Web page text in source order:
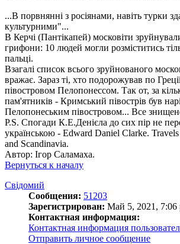
...В порвнянні з росіянами, навіть турки
культурними"...
В Керчі (Пантікапей) московіти
грифони: 10 людей могли розміститись
пальці.
Взагалі список всього зруйнованого
вражає. Зараз ті, хто подорожував по
півостровом Пелопонессом. Так от, за
пам'ятників - Кримський півострів був
Пелопонеським півостровом... Все
P.S. Спогади К.Е.Денієла до сих пір не
українською - Edward Daniel Clarke.
and Scandinavia.
Автор: Ігор Саламаха.
Вернуться к началу
Свідомий
Сообщения: 51203
Зарегистрирован: Май 5, 2021, 7:06
Контактная информация:
Контактная информация
Отправить личное сообщение